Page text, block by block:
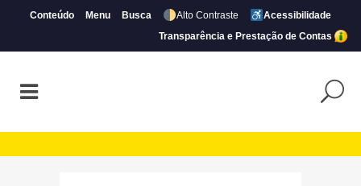
Conteúdo Menu Busca Alto Contraste
Acessibilidade
Transparência e Prestação de Contas